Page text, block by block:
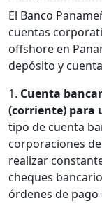
El Banco
cuentas
offshore en
depósito y
1. Cuenta
(corriente) para
tipo de cuenta
corporaciones
realizar
cheques
órdenes de pago